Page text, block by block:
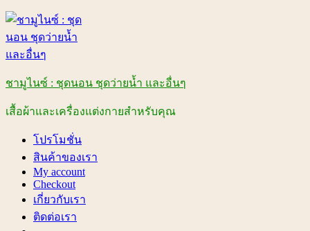
Skip
content
ชามูไนซ์ : ชุดนอน ชุดว่ายน้ำ และอื่นๆ
เสื้อผ้าและเครื่องแต่งกายสำหรับคุณ
โปรโมชั่น
สินค้าของเรา
My account
Checkout
เกี่ยวกับเรา
ติดต่อเรา